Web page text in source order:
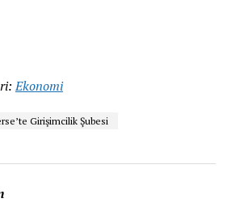
Ekonomi
Girişimcilik Şubesi